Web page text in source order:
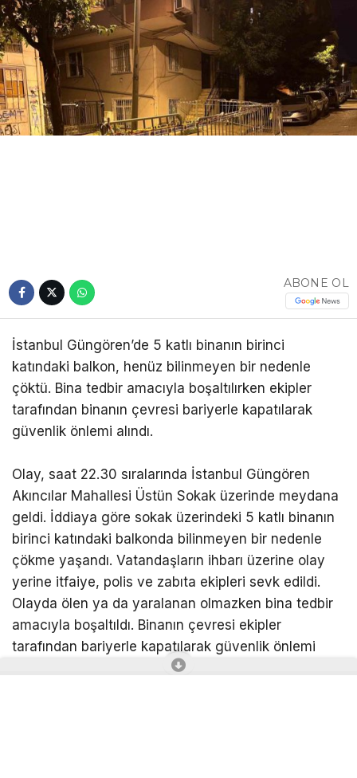
ABONE OL
İstanbul Güngören’de 5 katlı binanın birinci
katındaki balkon, henüz bilinmeyen bir nedenle
çöktü. Bina tedbir amacıyla boşaltılırken ekipler
tarafından binanın çevresi bariyerle kapatılarak
güvenlik önlemi alındı.
Olay, saat 22.30 sıralarında İstanbul Güngören
Akıncılar Mahallesi Üstün Sokak üzerinde meydana
geldi. İddiaya göre sokak üzerindeki 5 katlı binanın
birinci katındaki balkonda bilinmeyen bir nedenle
çökme yaşandı. Vatandaşların ihbarı üzerine olay
yerine itfaiye, polis ve zabıta ekipleri sevk edildi.
Olayda ölen ya da yaralanan olmazken bina tedbir
amacıyla boşaltıldı. Binanın çevresi ekipler
tarafından bariyerle kapatılarak güvenlik önlemi